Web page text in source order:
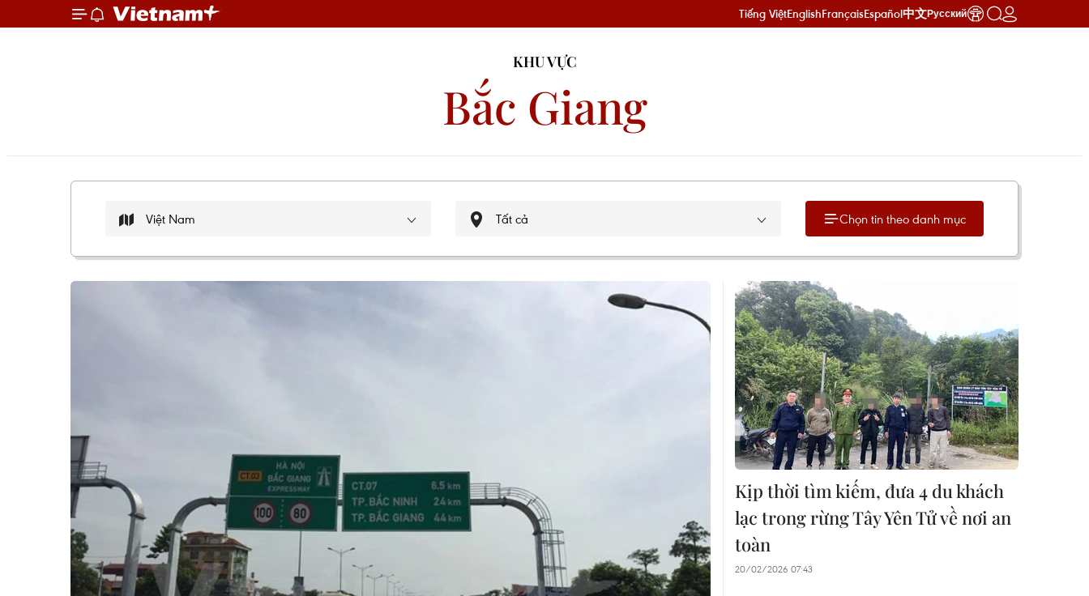
Tiếng ViệtEnglishFrançaisEspañol中文Русский
KHU VỰC
Bắc Giang
Chọn tin theo danh mục
Kịp thời tìm kiếm, đưa 4 du khách
lạc trong rừng Tây Yên Tử về nơi an
toàn
20/02/2026 07:43